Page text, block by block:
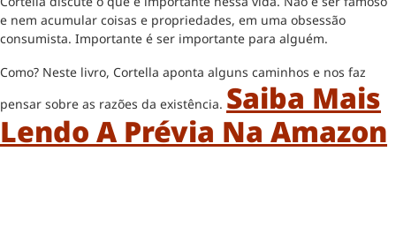
e nem acumular coisas e propriedades, em uma obsessão
consumista. Importante é ser importante para alguém.
Como? Neste livro, Cortella aponta alguns caminhos e nos faz
pensar sobre as razões da existência. Saiba Mais
Lendo A Prévia Na Amazon